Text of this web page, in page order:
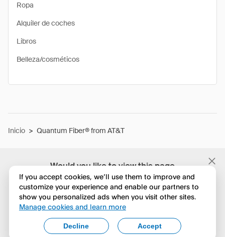
Would you like to view this page
in English?
No, seguir navegando
Yes, change to English
Ropa
Alquiler de coches
Libros
Belleza/cosméticos
Inicio > Quantum Fiber® from AT&T
If you accept cookies, we’ll use them to improve and
customize your experience and enable our partners to
show you personalized ads when you visit other sites.
Manage cookies and learn more
Accept
Decline